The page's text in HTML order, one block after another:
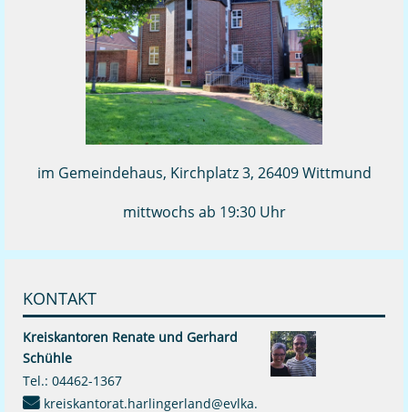
im Gemeindehaus, Kirchplatz 3, 26409 Wittmund
mittwochs ab 19:30 Uhr
KONTAKT
Kreiskantoren Renate und Gerhard
Schühle
Tel.: 04462-1367
kreiskantorat.harlingerland@evlka.